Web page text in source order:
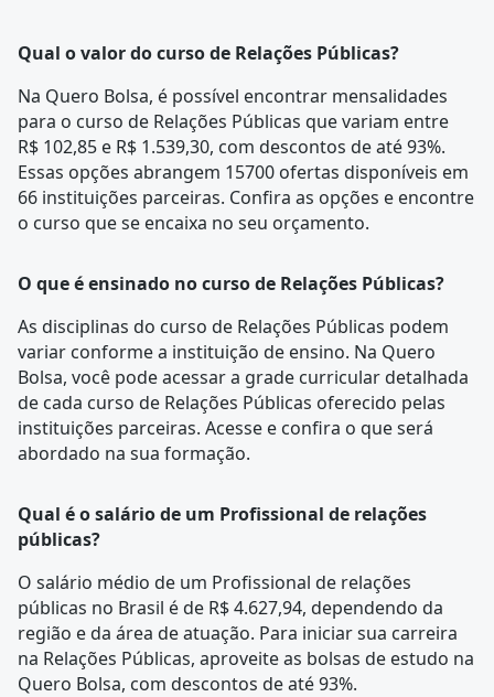
Qual o valor do curso de Relações Públicas?
Na Quero Bolsa, é possível encontrar mensalidades
para o curso de Relações Públicas que variam entre
R$ 102,85 e R$ 1.539,30, com descontos de até 93%.
Essas opções abrangem 15700 ofertas disponíveis em
66 instituições parceiras. Confira as opções e encontre
o curso que se encaixa no seu orçamento.
O que é ensinado no curso de Relações Públicas?
As disciplinas do curso de Relações Públicas podem
variar conforme a instituição de ensino. Na Quero
Bolsa, você pode acessar a grade curriculardetalhada
de cada curso de Relações Públicas oferecido pelas
instituições parceiras. Acesse e confira o que será
abordado na sua formação.
Qual é o salário de um Profissional de relações
públicas?
O salário médio de um Profissional de relações
públicas no Brasil é de R$ 4.627,94, dependendo da
região e da área de atuação. Para iniciar sua carreira
na Relações Públicas, aproveite as bolsas de estudo na
Quero Bolsa, com descontos de até 93%.